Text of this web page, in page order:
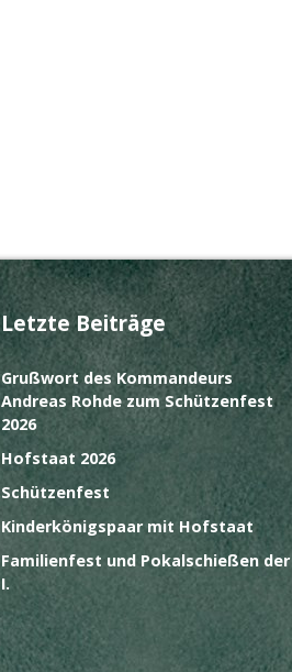
Letzte Beiträge
Grußwort des Kommandeurs
Andreas Rohde zum Schützenfest
2026
Hofstaat 2026
Schützenfest
Kinderkönigspaar mit Hofstaat
Familienfest und Pokalschießen der
I.